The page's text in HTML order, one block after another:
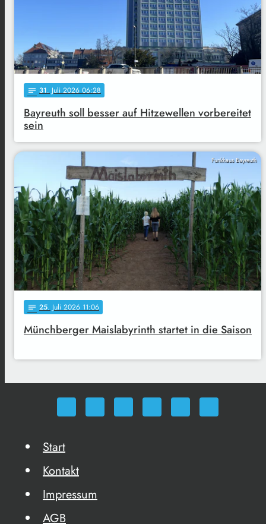
notes 31. Juli 2026 06:28
Bayreuth soll besser auf Hitzewellen vorbereitet
sein
Funkhaus Bayreuth
notes 25. Juli 2026 11:06
Münchberger Maislabyrinth startet in die Saison
Start
Kontakt
Impressum
AGB